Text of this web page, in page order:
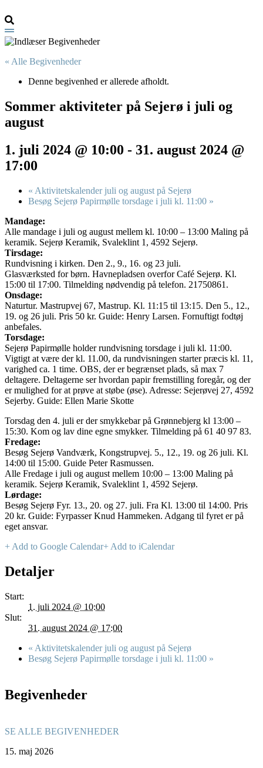
« Alle Begivenheder
Denne begivenhed er allerede afholdt.
Sommer aktiviteter på Sejerø i juli og
august
1. juli 2024 @ 10:00 - 31. august 2024 @
17:00
« Aktivitetskalender juli og august på Sejerø
Besøg Sejerø Papirmølle torsdage i juli kl. 11:00 »
Mandage:
Alle mandage i juli og august mellem kl. 10:00 – 13:00 Maling på
keramik. Sejerø Keramik, Svaleklint 1, 4592 Sejerø.
Tirsdage:
Rundvisning i kirken. Den 2., 9., 16. og 23 juli.
Glasværksted for børn. Havnepladsen overfor Café Sejerø. Kl.
15:00 til 17:00. Tilmelding nødvendig på telefon. 21750861.
Onsdage:
Naturtur. Mastrupvej 67, Mastrup. Kl. 11:15 til 13:15. Den 5., 12.,
19. og 26 juli. Pris 50 kr. Guide: Henry Larsen. Fornuftigt fodtøj
anbefales.
Torsdage:
Sejerø Papirmølle holder rundvisning torsdage i juli kl. 11:00.
Vigtigt at være der kl. 11.00, da rundvisningen starter præcis kl. 11,
varighed ca. 1 time. OBS, der er begrænset plads, så max 7
deltagere. Deltagerne ser hvordan papir fremstilling foregår, og der
er mulighed for at prøve at støbe (øse). Adresse: Sejerøvej 27, 4592
Sejerby. Guide: Ellen Marie Skotte
Torsdag den 4. juli er der smykkebar på Grønnebjerg kl 13:00 –
15:30. Kom og lav dine egne smykker. Tilmelding på 61 40 97 83.
Fredage:
Besøg Sejerø Vandværk, Kongstrupvej. 5., 12., 19. og 26 juli. Kl.
14:00 til 15:00. Guide Peter Rasmussen.
Alle Fredage i juli og august mellem 10:00 – 13:00 Maling på
keramik. Sejerø Keramik, Svaleklint 1, 4592 Sejerø.
Lørdage:
Besøg Sejerø Fyr. 13., 20. og 27. juli. Fra Kl. 13:00 til 14:00. Pris
20 kr. Guide: Fyrpasser Knud Hammeken. Adgang til fyret er på
eget ansvar.
+ Add to Google Calendar+ Add to iCalendar
Detaljer
Start:
1. juli 2024 @ 10:00
Slut:
31. august 2024 @ 17:00
« Aktivitetskalender juli og august på Sejerø
Besøg Sejerø Papirmølle torsdage i juli kl. 11:00 »
Begivenheder
SE ALLE BEGIVENHEDER
15. maj 2026